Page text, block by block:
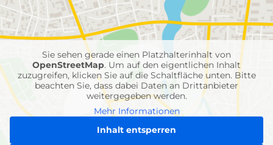
Feuerwehr-
Einheiten
Sie sehen gerade einen Platzhalterinhalt von
OpenStreetMap. Um auf den eigentlichen Inhalt
zuzugreifen, klicken Sie auf die Schaltfläche unten. Bitte
beachten Sie, dass dabei Daten an Drittanbieter
weitergegeben werden.
Mehr Informationen
Inhalt entsperren